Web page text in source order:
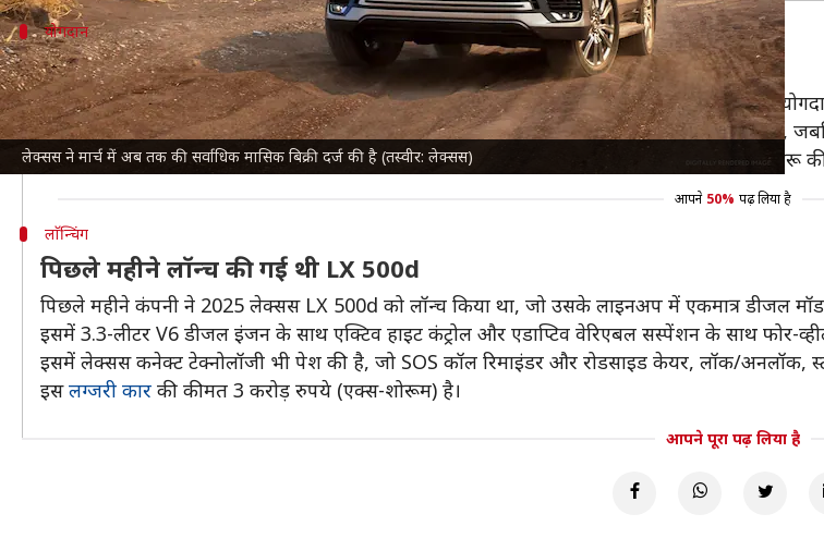
लेक्सस ने मार्च में अब तक की सर्वाधिक मासिक बिक्री दर्ज की है (तस्वीर: लेक्सस)
योगदान
किस मॉडल का बिक्री में रहा सबसे ज्यादा योगदान?
जापानी लग्जरी कार निर्माता ने बिक्री आंकड़ों का खुलासा नहीं किया है। हालांकि, इस बिक्री में सबसे बड़ा
कंपनी ने बताया कि लेक्सस LM की भी मजबूत मांग देखी गई, जो इसकी बढ़ती लोकप्रियता को दर्शाती है,
NX और RX मॉडल की संयुक्त बिक्री मार्च, 2024 की तुलना में 63 प्रतिशत बढ़ी है। लेक्सस LX के लिए शुरू की
आपने 50% पढ़ लिया है
लाॅन्चिंग
पिछले महीने लॉन्च की गई थी LX 500d
पिछले महीने कंपनी ने 2025 लेक्सस LX 500d को लॉन्च किया था, जो उसके लाइनअप में एकमात्र डीजल
इसमें 3.3-लीटर V6 डीजल इंजन के साथ एक्टिव हाइट कंट्रोल और एडाप्टिव वेरिएबल सस्पेंशन के साथ फोर-
इसमें लेक्सस कनेक्ट टेक्नोलॉजी भी पेश की है, जो SOS कॉल रिमाइंडर और रोडसाइड केयर, लॉक/अनलॉक,
इसलग्जरी कार की कीमत 3 करोड़ रुपये (एक्स-शोरूम) है।
आपने पूरा पढ़ लिया है